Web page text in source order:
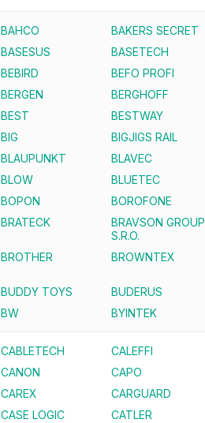
BAHCO BAKERS SECRET
BASESUS BASETECH
BEBIRD BEFO PROFI
BERGEN BERGHOFF
BEST BESTWAY
BIG BIGJIGS RAIL
BLAUPUNKT BLAVEC
BLOW BLUETEC
BOPON BOROFONE
BRATECK
BRAVSON GROUP
S.R.O.
BROTHER BROWNTEX
BUDDY TOYS BUDERUS
BW BYINTEK
CABLETECH CALEFFI
CANON CAPO
CAREX CARGUARD
CASE LOGIC CATLER